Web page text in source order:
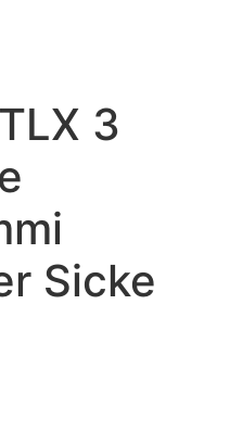
3
Sicke